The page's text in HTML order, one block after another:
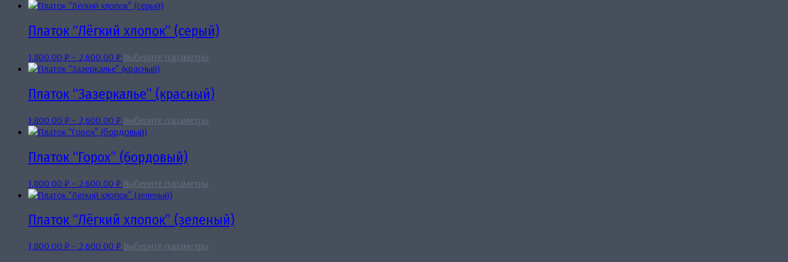
Платок “Лёгкий хлопок” (серый)
1,800.00 ₽ – 2,600.00 ₽Диапазон
цен:
–
2,600.00 ₽
Выберите параметры
несколько
вариаций.
можно
Платок “Зазеркалье” (красный)
1,800.00 ₽ – 2,600.00 ₽Диапазон
цен:
–
2,600.00 ₽
Выберите параметры
можно
странице
Платок “Горох” (бордовый)
1,800.00 ₽ – 2,600.00 ₽Диапазон
цен:
–
2,600.00 ₽
Выберите параметры
несколько
вариаций.
можно
Платок “Лёгкий хлопок” (зеленый)
1,800.00 ₽ – 2,600.00 ₽Диапазон
Выберите параметры